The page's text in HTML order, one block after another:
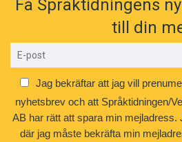
Få Språktidningens
till din
Jag bekräftar att jag vill
nyhetsbrev och att Språktidningen/
AB har rätt att spara min mejladress.
där jag måste bekräfta min